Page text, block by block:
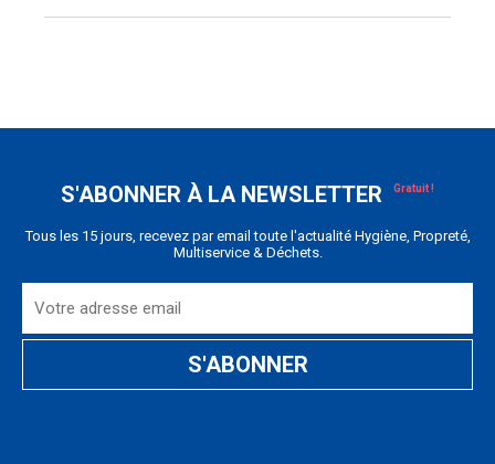
S'ABONNER À LA NEWSLETTER
Tous les 15 jours, recevez par email toute l'actualité Hygiène, Propreté,
Multiservice & Déchets.